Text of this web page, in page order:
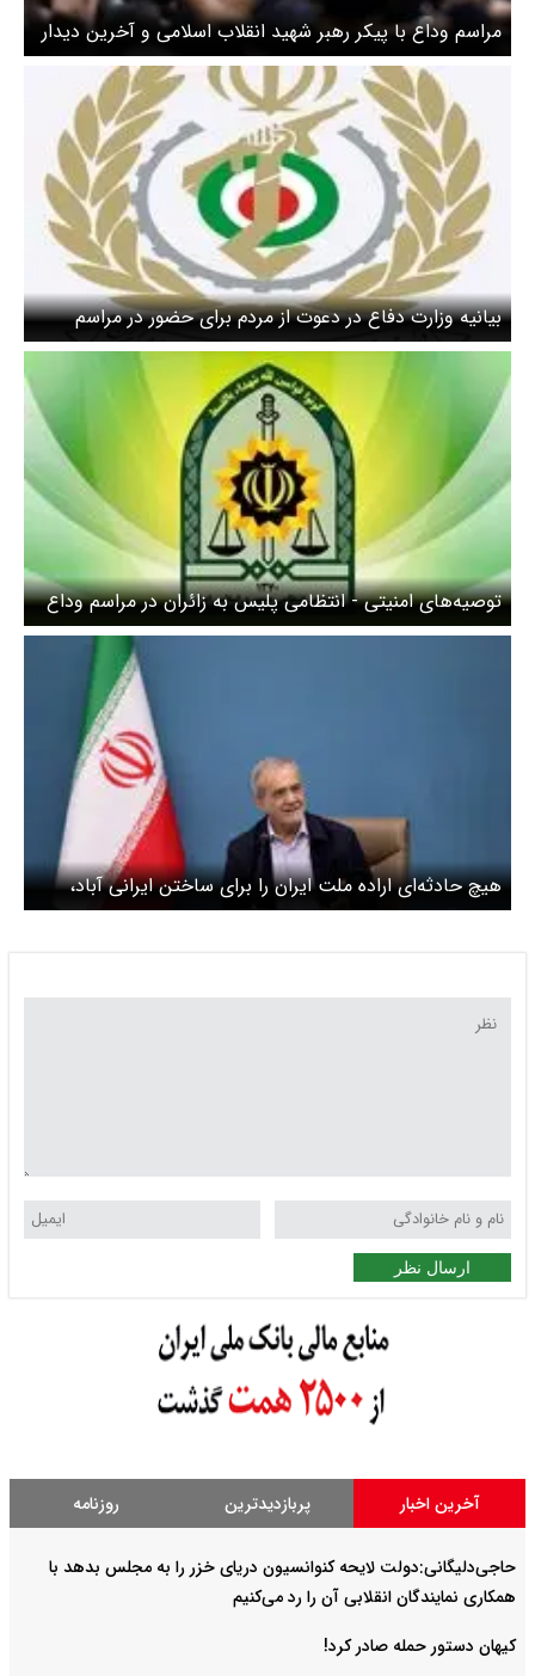
مراسم وداع با پیکر رهبر شهید انقلاب اسلامی و آخرین دیدار
با خانواده‌های معظم شهدا + ویدئو
بیانیه وزارت دفاع در دعوت از مردم برای حضور در مراسم
تشییع قائد شهید امت
توصیه‌های امنیتی - انتظامی پلیس به زائران در مراسم وداع
و تشییع رهبر شهید انقلاب
هیچ حادثه‌ای اراده ملت ایران را برای ساختن ایرانی آباد،
آزاد، مقتدر و سرافراز سست نخواهد کرد
ارسال نظر
آخرین اخبار پربازدیدترین روزنامه
حاجی‌دلیگانی:دولت لایحه کنوانسیون دریای خزر را به مجلس بدهد با
همکاری نمایندگان انقلابی آن را رد می‌کنیم
کیهان دستور حمله صادر کرد!